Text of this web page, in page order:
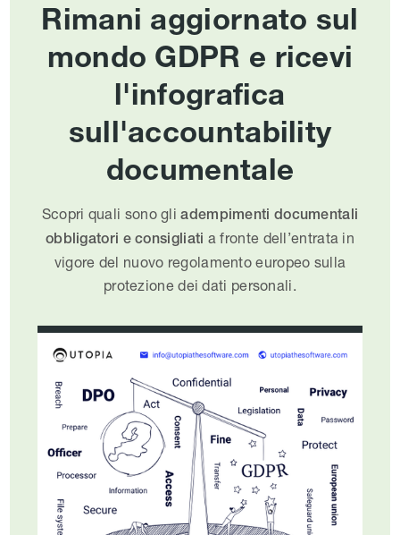
Rimani aggiornato sul
mondo GDPR e ricevi
l'infografica
sull'accountability
documentale
Scopri quali sono gliadempimenti documentali
obbligatori e consigliati a fronte dell’entrata in
vigore del nuovo regolamento europeo sulla
protezione dei dati personali.